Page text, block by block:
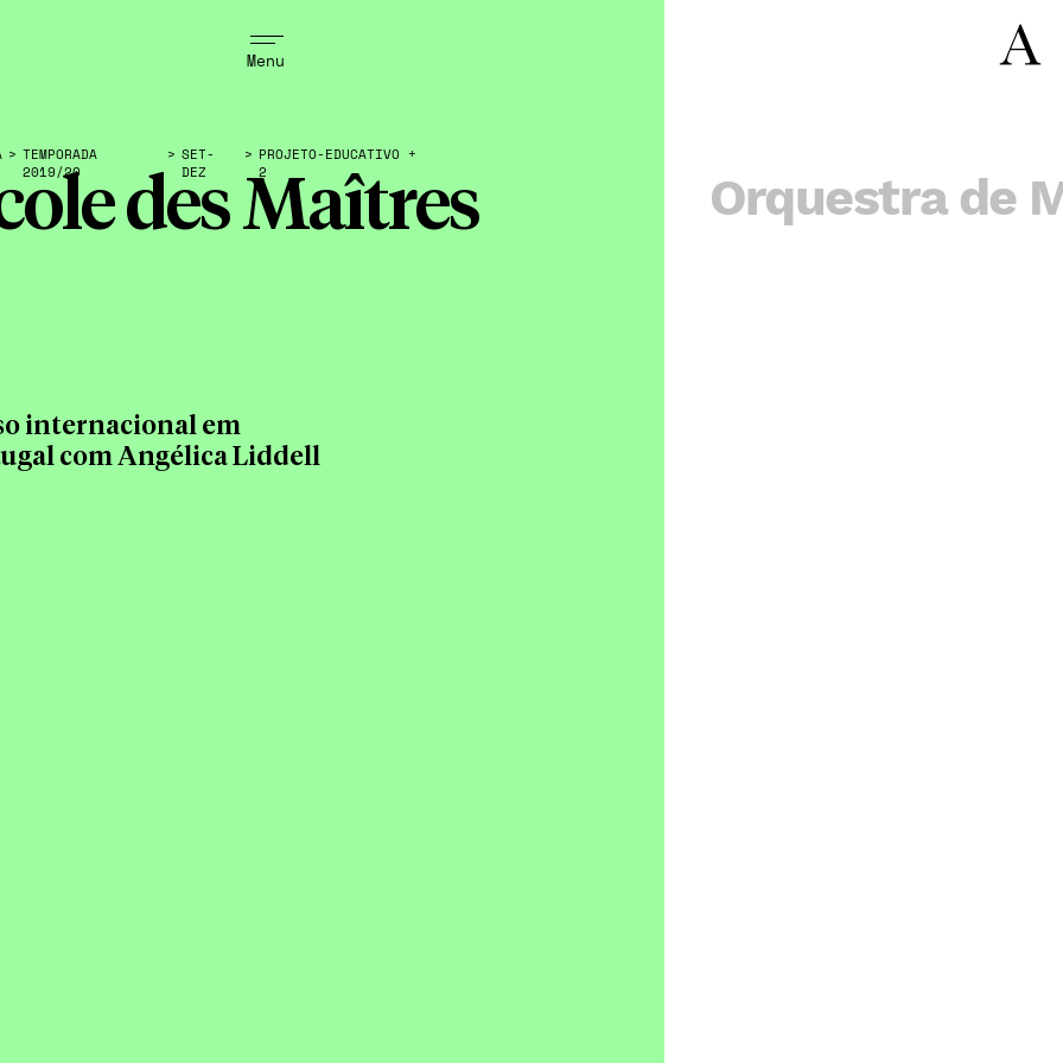
Menu
des Maîtres Orquestra de
> TEMPORADA
2019/20
> SET-
DEZ
> PROJETO-EDUCATIVO +
2
internacional em
com Angélica Liddell